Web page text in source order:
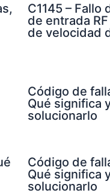
C1145 – Fallo
de entrada
de velocidad
Código de
Qué significa
solucionarlo
Código de
Qué significa
solucionarlo